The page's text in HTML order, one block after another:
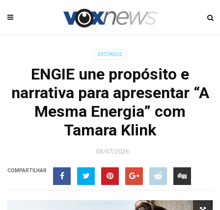
DESTAQUE
ENGIE une propósito e
narrativa para apresentar “A
Mesma Energia” com
Tamara Klink
03/07/2026
COMPARTILHAR